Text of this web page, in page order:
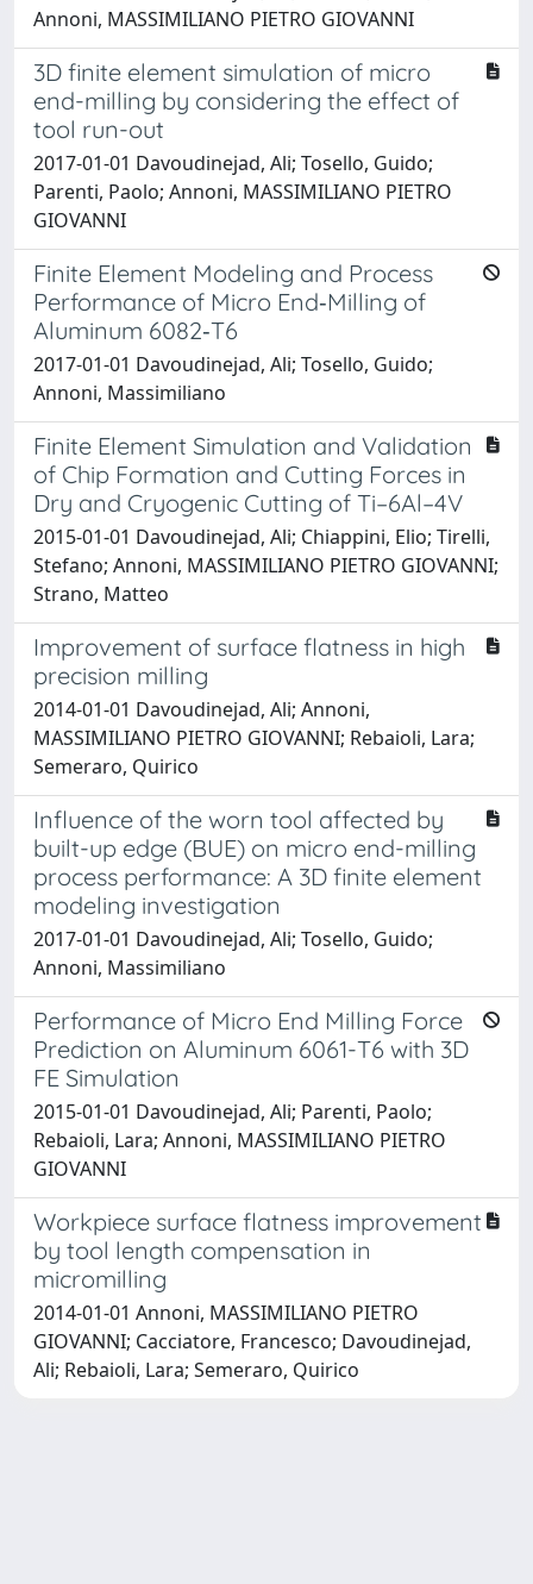
Annoni, MASSIMILIANO PIETRO GIOVANNI
3D finite element simulation of micro
end-milling by considering the effect of
tool run-out
2017-01-01 Davoudinejad, Ali; Tosello, Guido;
Parenti, Paolo; Annoni, MASSIMILIANO PIETRO
GIOVANNI
Finite Element Modeling and Process
Performance of Micro End‐Milling of
Aluminum 6082‐T6
2017-01-01 Davoudinejad, Ali; Tosello, Guido;
Annoni, Massimiliano
Finite Element Simulation and Validation
of Chip Formation and Cutting Forces in
Dry and Cryogenic Cutting of Ti–6Al–4V
2015-01-01 Davoudinejad, Ali; Chiappini, Elio; Tirelli,
Stefano; Annoni, MASSIMILIANO PIETRO GIOVANNI;
Strano, Matteo
Improvement of surface flatness in high
precision milling
2014-01-01 Davoudinejad, Ali; Annoni,
MASSIMILIANO PIETRO GIOVANNI; Rebaioli, Lara;
Semeraro, Quirico
Influence of the worn tool affected by
built-up edge (BUE) on micro end-milling
process performance: A 3D finite element
modeling investigation
2017-01-01 Davoudinejad, Ali; Tosello, Guido;
Annoni, Massimiliano
Performance of Micro End Milling Force
Prediction on Aluminum 6061-T6 with 3D
FE Simulation
2015-01-01 Davoudinejad, Ali; Parenti, Paolo;
Rebaioli, Lara; Annoni, MASSIMILIANO PIETRO
GIOVANNI
Workpiece surface flatness improvement
by tool length compensation in
micromilling
2014-01-01 Annoni, MASSIMILIANO PIETRO
GIOVANNI; Cacciatore, Francesco; Davoudinejad,
Ali; Rebaioli, Lara; Semeraro, Quirico